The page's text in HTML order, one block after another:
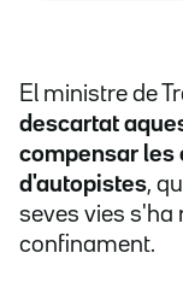
El ministre de
descartat
compensar les
d'autopistes,
seves vies s'ha
confinament.